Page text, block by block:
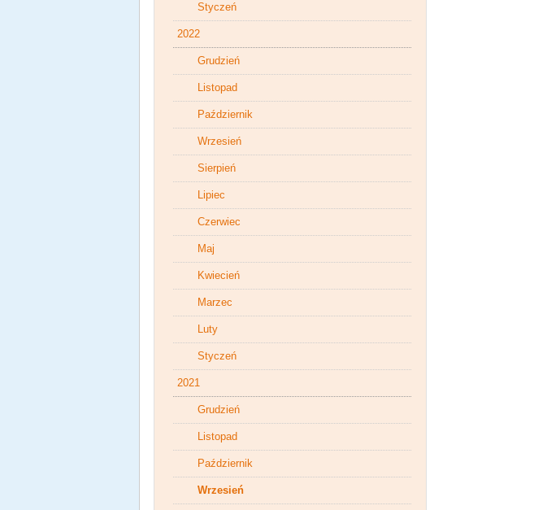
Styczeń
2022
Grudzień
Listopad
Październik
Wrzesień
Sierpień
Lipiec
Czerwiec
Maj
Kwiecień
Marzec
Luty
Styczeń
2021
Grudzień
Listopad
Październik
Wrzesień